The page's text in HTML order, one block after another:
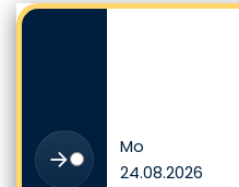
Mo
24.08.2026